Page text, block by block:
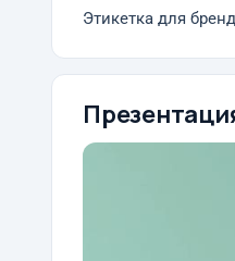
Этикетка для